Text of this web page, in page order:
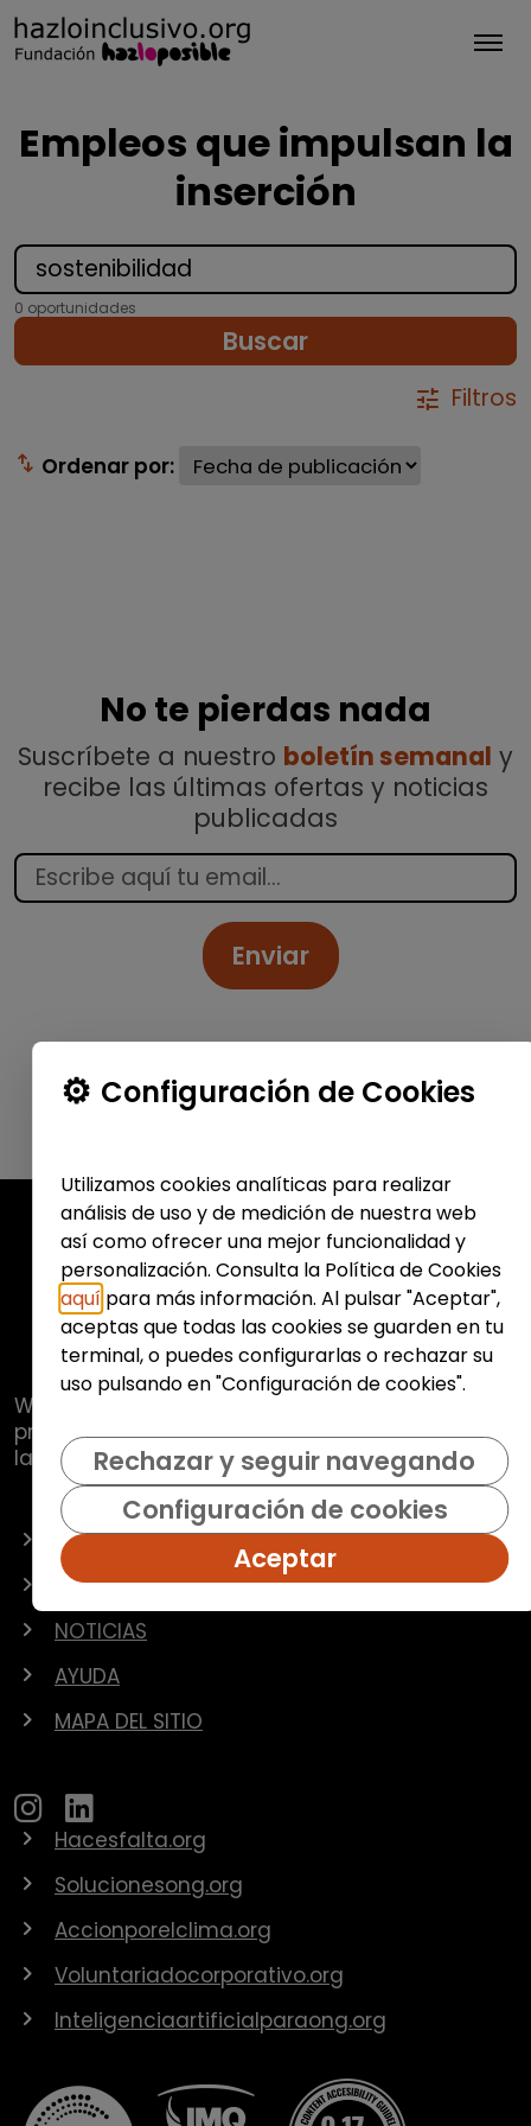
Empleos que impulsan la
inserción
0 oportunidades
Buscar
tune Filtros
swap_vert Ordenar por:
No te pierdas nada
Suscríbete a nuestro boletín semanal y
recibe las últimas ofertas y noticias
publicadas
Enviar
Web de
pretende promover y fomentar la inclusión
laboral de colectivos vulnerables.
OFERTAS
EMPRESAS
NOTICIAS
AYUDA
MAPA DEL SITIO
Hacesfalta.org
Solucionesong.org
Accionporelclima.org
Voluntariadocorporativo.org
Inteligenciaartificialparaong.org
Configuración de Cookies
Utilizamos cookies analíticas para realizar
análisis de uso y de medición de nuestra web
así como ofrecer una mejor funcionalidad y
personalización. Consulta la Política de Cookies
aquí para más información. Al pulsar "Aceptar",
aceptas que todas las cookies se guarden en tu
terminal, o puedes configurarlas o rechazar su
uso pulsando en "Configuración de cookies".
Rechazar y seguir navegando
Configuración de cookies
Aceptar